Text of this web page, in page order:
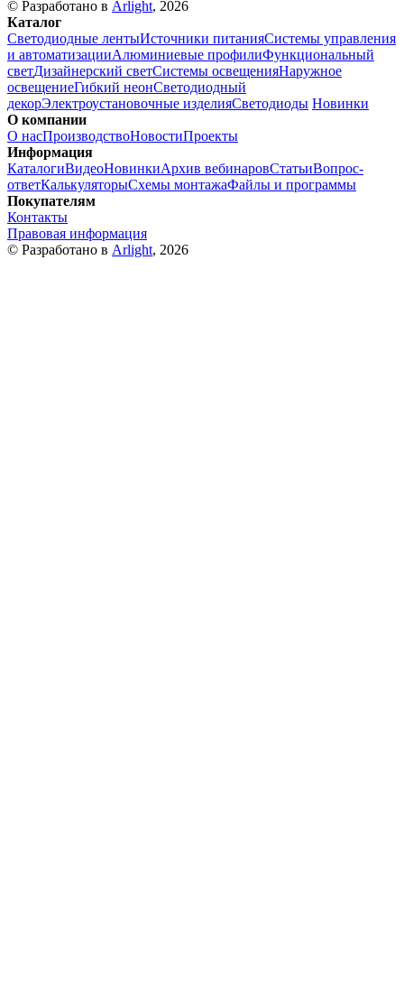
© Разработано в Arlight, 2026
Каталог
Светодиодные лентыИсточники питанияСистемы управления
и автоматизацииАлюминиевые профилиФункциональный
светДизайнерский светСистемы освещенияНаружное
освещениеГибкий неонСветодиодный
декорЭлектроустановочные изделияСветодиоды Новинки
О компании
О насПроизводствоНовостиПроекты
Информация
КаталогиВидеоНовинкиАрхив вебинаровСтатьиВопрос-
ответКалькуляторыСхемы монтажаФайлы и программы
Покупателям
Контакты
Правовая информация
© Разработано в Arlight, 2026